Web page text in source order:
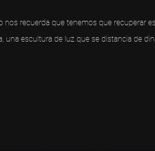
recuerda que tenemos que recuperar
una escultura de luz que se distancia de